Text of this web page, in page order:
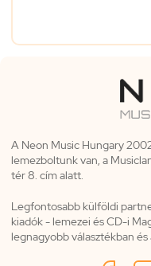
A Neon Music Hungary
lemezboltunk van, a
tér 8. cím alatt.
Legfontosabb külföldi
kiadók - lemezei és CD-i
legnagyobb választékban és